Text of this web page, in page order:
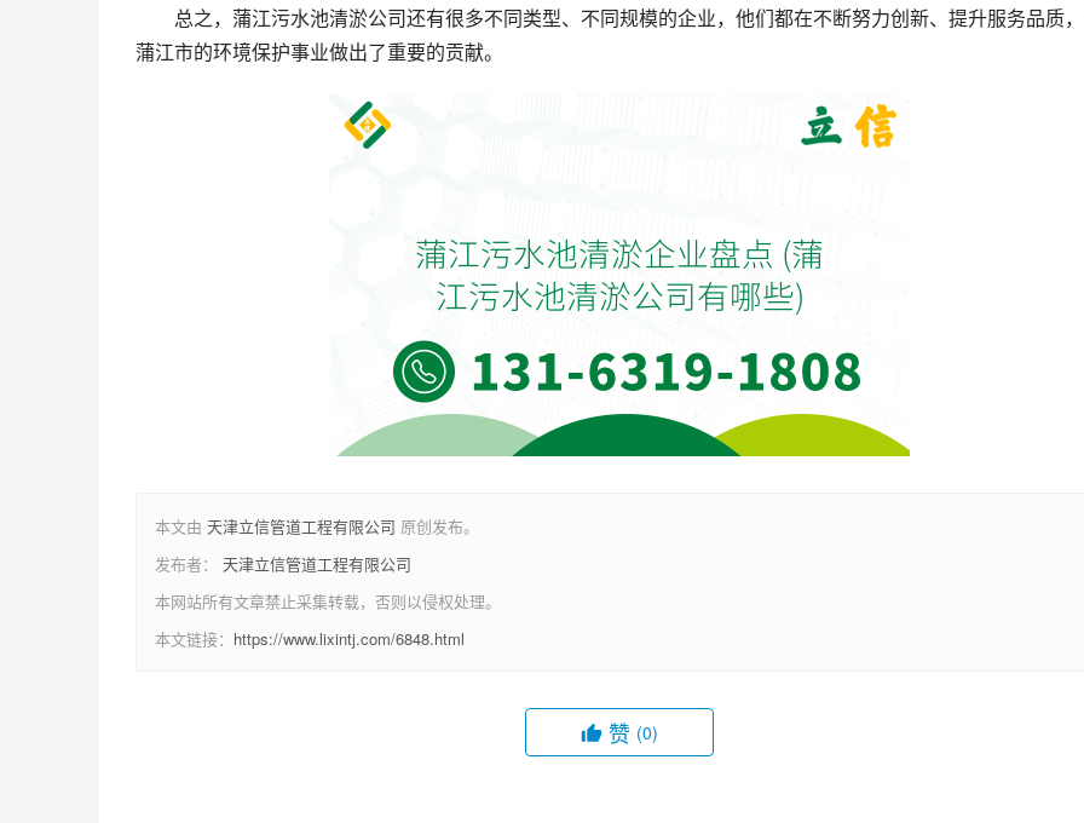
总之，蒲江污水池清淤公司还有很多不同类型、不同规模的企业，他们都在不断努力创新、提升服务品质
蒲江市的环境保护事业做出了重要的贡献。
本文由 天津立信管道工程有限公司 原创发布。
发布者： 天津立信管道工程有限公司
本网站所有文章禁止采集转载，否则以侵权处理。
本文链接： https://www.lixintj.com/6848.html
赞 (0)